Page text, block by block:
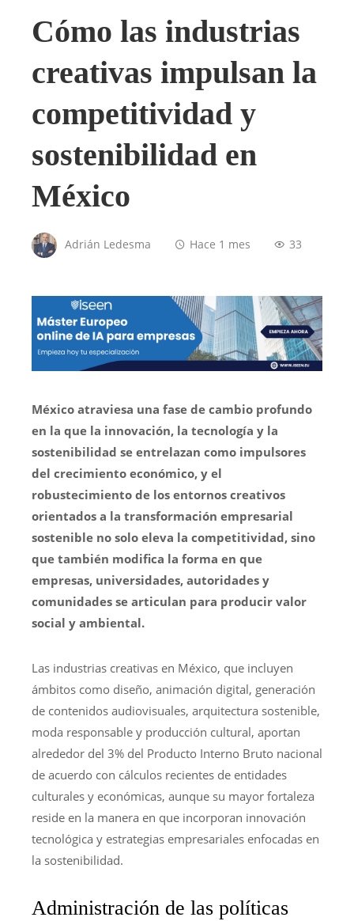
Cómo las industrias
creativas impulsan la
competitividad y
sostenibilidad en
México
Adrián Ledesma Hace 1 mes 33
México atraviesa una fase de cambio profundo
en la que la innovación, la tecnología y la
sostenibilidad se entrelazan como impulsores
del crecimiento económico, y el
robustecimiento de los entornos creativos
orientados a la transformación empresarial
sostenible no solo eleva la competitividad, sino
que también modifica la forma en que
empresas, universidades, autoridades y
comunidades se articulan para producir valor
social y ambiental.
Las industrias creativas en México, que incluyen
ámbitos como diseño, animación digital, generación
de contenidos audiovisuales, arquitectura sostenible,
moda responsable y producción cultural, aportan
alrededor del 3% del Producto Interno Bruto nacional
de acuerdo con cálculos recientes de entidades
culturales y económicas, aunque su mayor fortaleza
reside en la manera en que incorporan innovación
tecnológica y estrategias empresariales enfocadas en
la sostenibilidad.
Administración de las políticas